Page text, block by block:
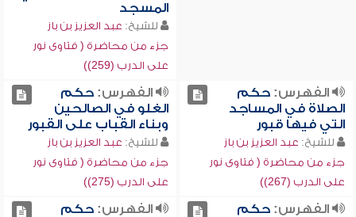
المسجد
للشيخ: عبد العزيز بن باز
جزء من محاضرة ( فتاوى نور
على الدرب (259))
الفهرس:حكم
الصلاة في المساجد
التي فيها قبور
للشيخ: عبد العزيز بن باز
جزء من محاضرة ( فتاوى نور
على الدرب (267))
الفهرس:حكم
الغلو في الصالحين
وبناء القباب على القبور
للشيخ: عبد العزيز بن باز
جزء من محاضرة ( فتاوى نور
على الدرب (275))
الفهرس:حكم
الفهرس:حكم